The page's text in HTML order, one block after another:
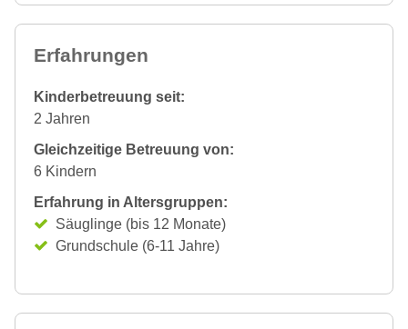
Erfahrungen
Kinderbetreuung seit:
2 Jahren
Gleichzeitige Betreuung von:
6 Kindern
Erfahrung in Altersgruppen:
Säuglinge (bis 12 Monate)
Grundschule (6-11 Jahre)